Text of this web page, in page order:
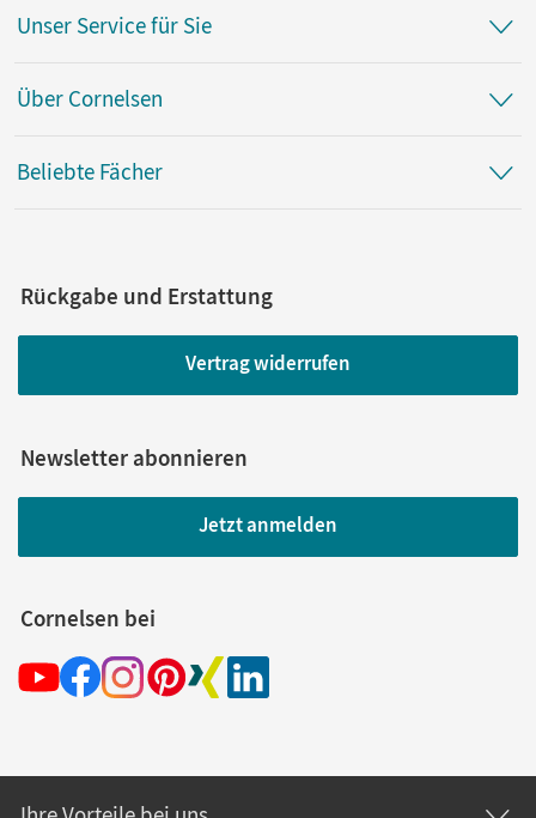
Unser Service für Sie
Über Cornelsen
Beliebte Fächer
Rückgabe und Erstattung
Vertrag widerrufen
Newsletter abonnieren
Jetzt anmelden
Cornelsen bei